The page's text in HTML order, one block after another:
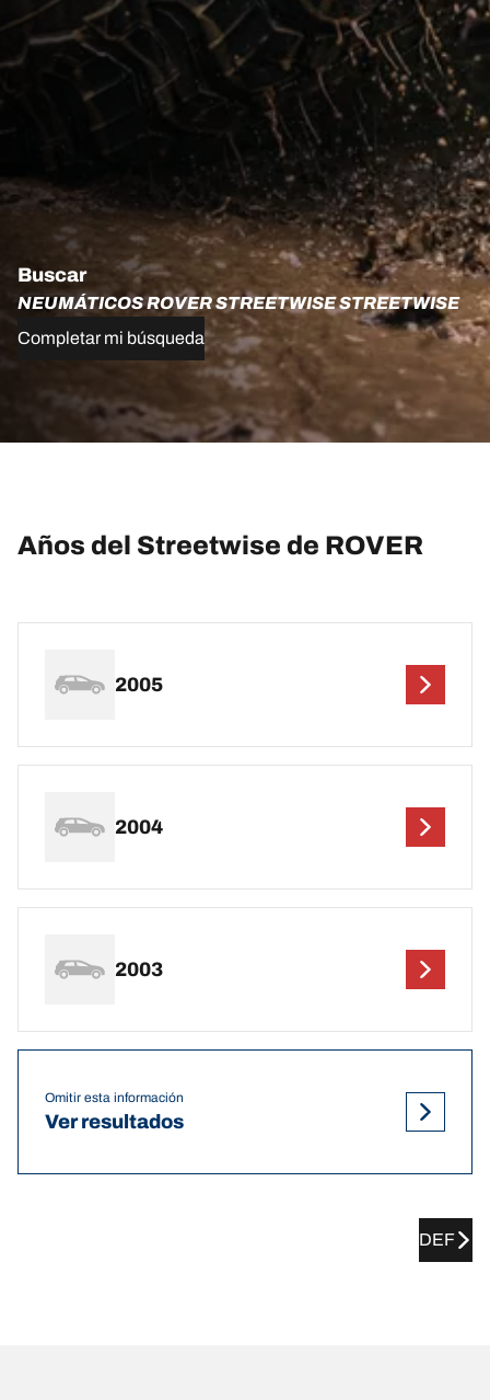
Buscar
NEUMÁTICOS ROVER STREETWISE STREETWISE
Completar mi búsqueda
Años del Streetwise de ROVER
2005
2004
2003
Omitir esta información
Ver resultados
DEF